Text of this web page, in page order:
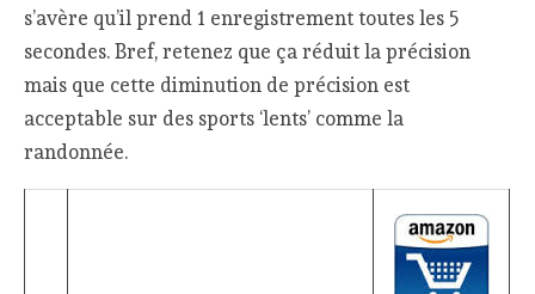
s’avère qu’il prend 1 enregistrement toutes les 5
secondes. Bref, retenez que ça réduit la précision
mais que cette diminution de précision est
acceptable sur des sports ‘lents’ comme la
randonnée.